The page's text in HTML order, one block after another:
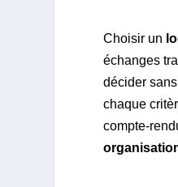
Choisir un
échanges
décider
chaque
compte-